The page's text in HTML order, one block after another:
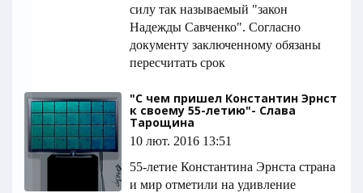
силу так называемый "закон
Надежды Савченко". Согласно
документу заключенному обязаны
пересчитать срок
"С чем пришел Константин Эрнст
к своему 55-летию"- Слава
Тарощина
10 лют. 2016 13:51
55-летие Константина Эрнста страна
и мир отметили на удивление